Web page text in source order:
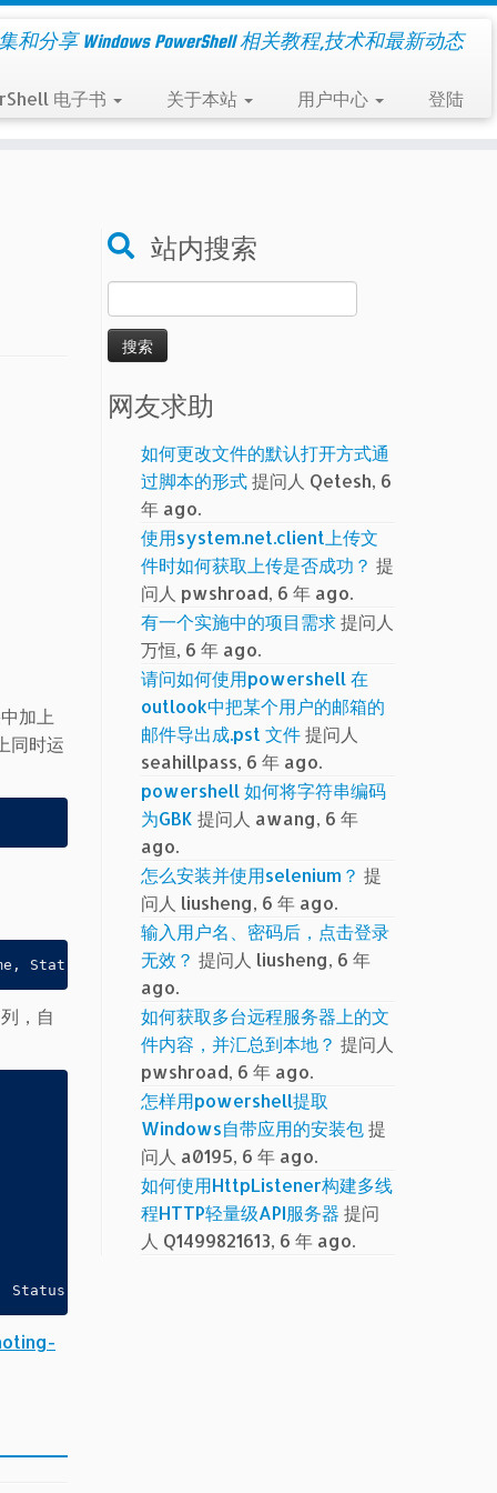
和分享 Windows PowerShell 相关教程,技术和最新动态
电子书 关于本站 用户中心 登陆
加上
同时运
Status
，自
Status
站内搜索
索：
网友求助
如何更改文件的默认打开方式通
过脚本的形式提问人 Qetesh, 6
年 ago.
使用system.net.client上传文
件时如何获取上传是否成功？ 提
问人 pwshroad, 6 年 ago.
有一个实施中的项目需求提问人
万恒, 6 年 ago.
请问如何使用powershell 在
outlook中把某个用户的邮箱的
邮件导出成.pst 文件提问人
seahillpass, 6 年 ago.
powershell 如何将字符串编码
为GBK 提问人 awang, 6 年
ago.
怎么安装并使用selenium？ 提
问人 liusheng, 6 年 ago.
输入用户名、密码后，点击登录
无效？ 提问人 liusheng, 6 年
ago.
如何获取多台远程服务器上的文
件内容，并汇总到本地？ 提问人
pwshroad, 6 年 ago.
怎样用powershell提取
Windows自带应用的安装包提
问人 a0195, 6 年 ago.
如何使用HttpListener构建多线
程HTTP轻量级API服务器 提问
人 Q1499821613, 6 年 ago.